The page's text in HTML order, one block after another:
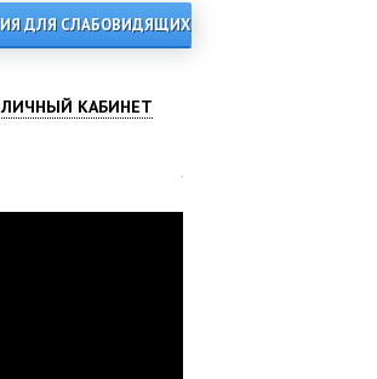
ЛИЧНЫЙ КАБИНЕТ